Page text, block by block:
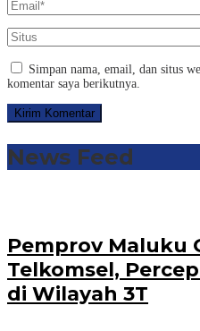
Simpan nama, email, dan situs
komentar saya berikutnya.
News Feed
Pemprov Maluku
Telkomsel,
di Wilayah 3T